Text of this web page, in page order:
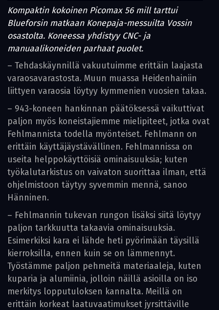
Kompaktin kokoinen Picomax 56 mill tarttui
Blueforsin matkaan Konepaja-messuilta Vossin
osastolta. Koneessa yhdistyy CNC- ja
manuaalikoneiden parhaat puolet.
– Tehdaskäynnillä vakuutuimme erittäin laajasta
varaosavarastosta. Muun muassa Heidenhainiin
liittyen varaosia löytyy kymmenien vuosien takaa.
– 943-koneen hankinnan päätöksessä vaikuttivat
paljon myös koneistajiemme mielipiteet, jotka ovat
Fehlmannista todella myönteiset. Fehlmann on
erittäin käyttäjäystävällinen. Fehlmannissa on
useita helppokäyttöisiä ominaisuuksia; kuten
työkalutarkistus on vaivaton suorittaa ilman, että
ohjelmistoon täytyy syvemmin mennä, sanoo
Hänninen.
– Fehlmannin tukevan rungon lisäksi siitä löytyy
paljon tarkkuutta takaavia ominaisuuksia.
Esimerkiksi kara ei lähde heti pyörimään täysillä
kierroksilla, ennen kuin se on lämmennyt.
Työstämme paljon pehmeitä materiaaleja, kuten
kuparia ja alumiinia, jolloin näillä asioilla on iso
merkitys lopputuloksen kannalta. Meillä on
erittäin korkeat laatuvaatimukset jyrsittäville